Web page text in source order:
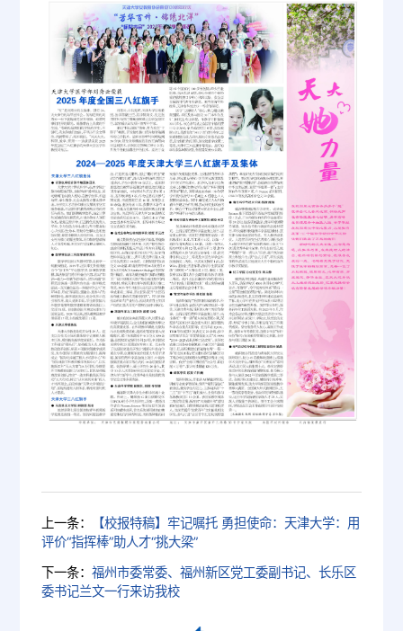
上一条：
【校报特稿】牢记嘱托 勇担使命：天津大学：用
评价“指挥棒”助人才“挑大梁”
下一条：福州市委常委、福州新区党工委副书记、长乐区
委书记兰文一行来访我校